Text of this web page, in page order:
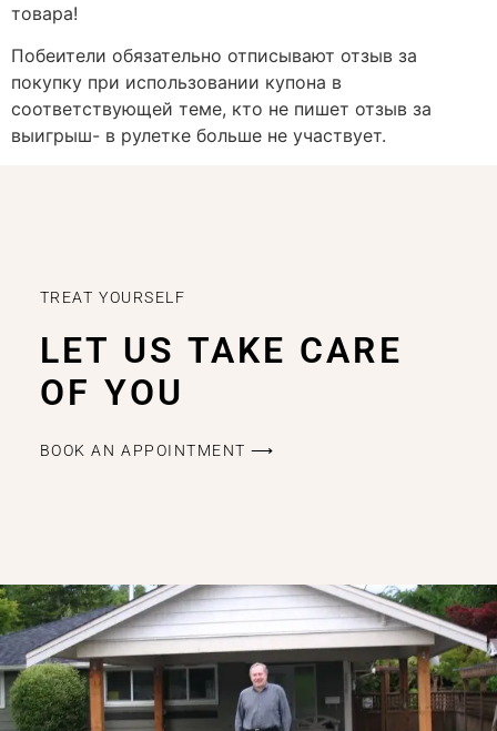
товара!
Побеители обязательно отписывают отзыв за
покупку при использовании купона в
соответствующей теме, кто не пишет отзыв за
выигрыш- в рулетке больше не участвует.
TREAT YOURSELF
LET US TAKE CARE
OF YOU
BOOK AN APPOINTMENT ⟶